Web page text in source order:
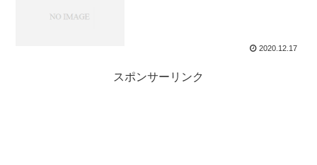
2020.12.17
スポンサーリンク